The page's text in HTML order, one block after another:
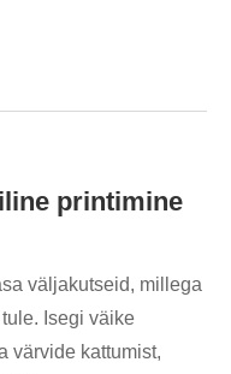
printimine
väljakutseid, millega
Isegi väike
värvide kattumist,